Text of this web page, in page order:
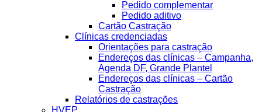
Pedido complementar
Pedido aditivo
Cartão Castração
Clínicas credenciadas
Orientações para castração
Endereços das clínicas – Campanha,
Agenda DF, Grande Plantel
Endereços das clínicas – Cartão
Castração
Relatórios de castrações
HVEP